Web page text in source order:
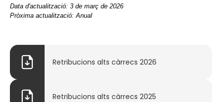
Data d'actualització: 3 de març de 2026
Pròxima actualització: Anual
Retribucions alts càrrecs 2026
Retribucions alts càrrecs 2025